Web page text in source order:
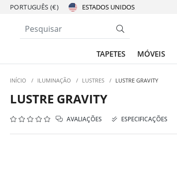
PORTUGUÊS (€)
TAPETES MÓVEIS
INÍCIO / ILUMINAÇÃO / LUSTRES / LUSTRE GRAVITY
LUSTRE GRAVITY
AVALIAÇÕES ESPECIFICAÇÕES